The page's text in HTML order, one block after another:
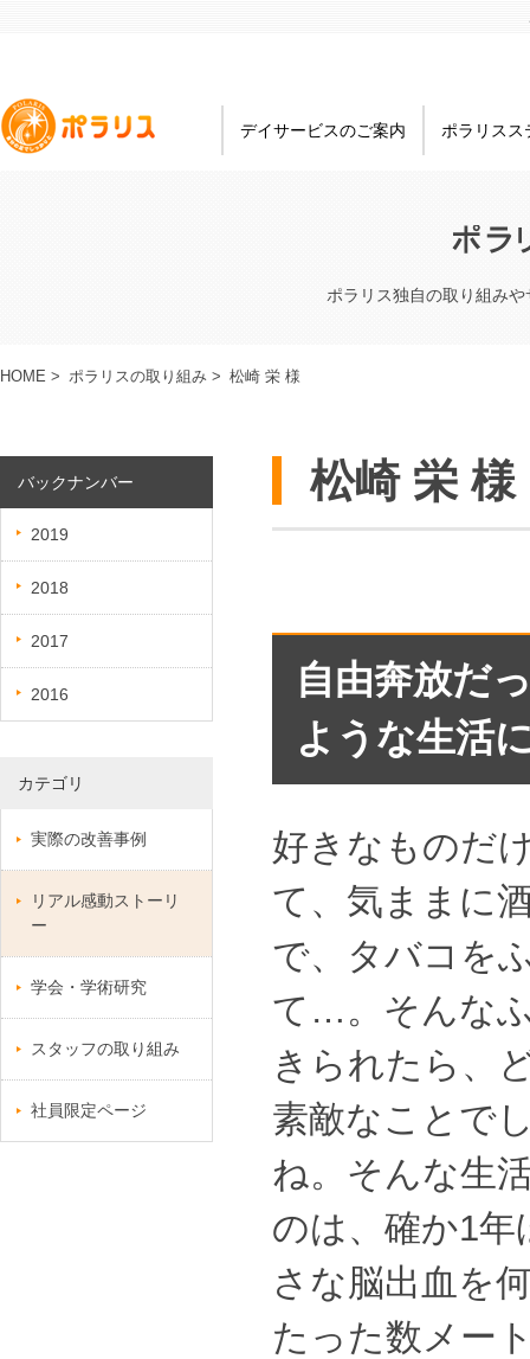
デイサービスのご案内 ポラリスス
ポラリス独自の取り組み
HOME > ポラリスの取り組み > 松崎 栄 様
松崎 栄 様
自由奔放だ
ような生活
好きなものだ
て、気ままに
で、タバコを
て…。そんな
きられたら、
素敵なことで
ね。そんな生
のは、確か1
さな脳出血を
たった数メー
バックナンバー
2019
2018
2017
2016
カテゴリ
実際の改善事例
リアル感動ストーリ
ー
学会・学術研究
スタッフの取り組み
社員限定ページ